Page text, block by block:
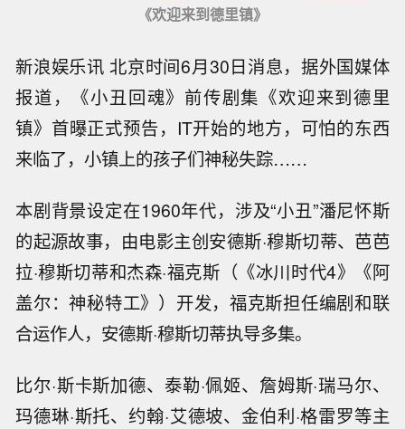
《欢迎来到德里镇》
新浪娱乐讯 北京时间6月30日消息，据外国媒体
报道，《小丑回魂》前传剧集《欢迎来到德里
镇》首曝正式预告，IT开始的地方，可怕的东西
来临了，小镇上的孩子们神秘失踪……
本剧背景设定在1960年代，涉及“小丑”潘尼怀斯
的起源故事，由电影主创安德斯·穆斯切蒂、芭芭
拉·穆斯切蒂和杰森·福克斯（《冰川时代4》《阿
盖尔：神秘特工》）开发，福克斯担任编剧和联
合运作人，安德斯·穆斯切蒂执导多集。
比尔·斯卡斯加德、泰勒·佩姬、詹姆斯·瑞马尔、
玛德琳·斯托、约翰·艾德坡、金伯利·格雷罗等主